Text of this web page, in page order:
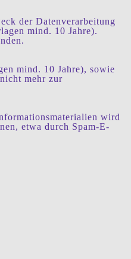
der Datenverarbeitung
mind. 10 Jahre).
mind. 10 Jahre), sowie
mehr zur
wird
etwa durch Spam-E-